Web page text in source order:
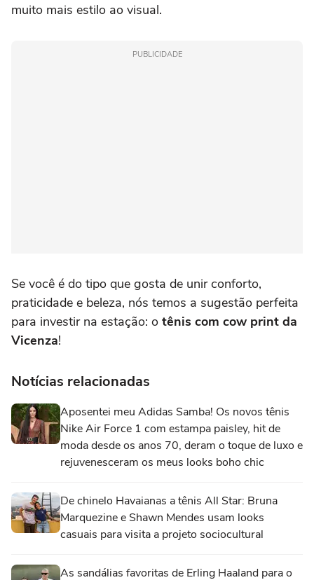
muito mais estilo ao visual.
PUBLICIDADE
Se você é do tipo que gosta de unir conforto,
praticidade e beleza, nós temos a sugestão perfeita
para investir na estação: o tênis com cow print da
Vicenza!
Notícias relacionadas
Aposentei meu Adidas Samba! Os novos tênis
Nike Air Force 1 com estampa paisley, hit de
moda desde os anos 70, deram o toque de luxo e
rejuvenesceram os meus looks boho chic
De chinelo Havaianas a tênis All Star: Bruna
Marquezine e Shawn Mendes usam looks
casuais para visita a projeto sociocultural
As sandálias favoritas de Erling Haaland para o